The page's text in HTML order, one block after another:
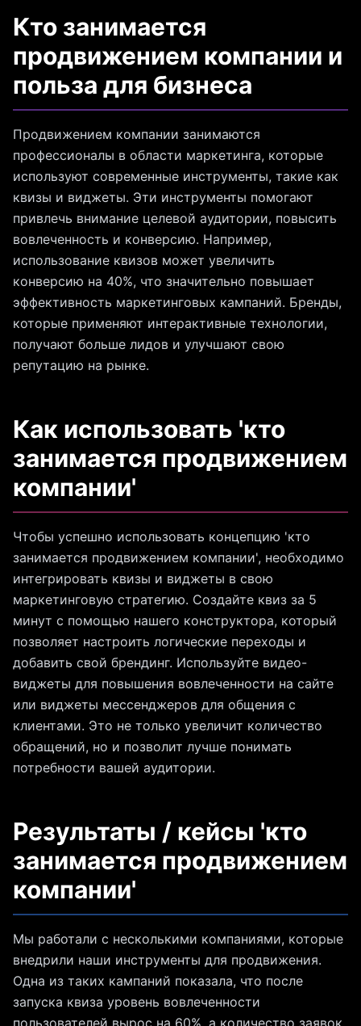
Кто занимается
продвижением компании и
польза для бизнеса
Продвижением компании занимаются
профессионалы в области маркетинга, которые
используют современные инструменты, такие как
квизы и виджеты. Эти инструменты помогают
привлечь внимание целевой аудитории, повысить
вовлеченность и конверсию. Например,
использование квизов может увеличить
конверсию на 40%, что значительно повышает
эффективность маркетинговых кампаний. Бренды,
которые применяют интерактивные технологии,
получают больше лидов и улучшают свою
репутацию на рынке.
Как использовать 'кто
занимается продвижением
компании'
Чтобы успешно использовать концепцию 'кто
занимается продвижением компании', необходимо
интегрировать квизы и виджеты в свою
маркетинговую стратегию. Создайте квиз за 5
минут с помощью нашего конструктора, который
позволяет настроить логические переходы и
добавить свой брендинг. Используйте видео-
виджеты для повышения вовлеченности на сайте
или виджеты мессенджеров для общения с
клиентами. Это не только увеличит количество
обращений, но и позволит лучше понимать
потребности вашей аудитории.
Результаты / кейсы 'кто
занимается продвижением
компании'
Мы работали с несколькими компаниями, которые
внедрили наши инструменты для продвижения.
Одна из таких кампаний показала, что после
запуска квиза уровень вовлеченности